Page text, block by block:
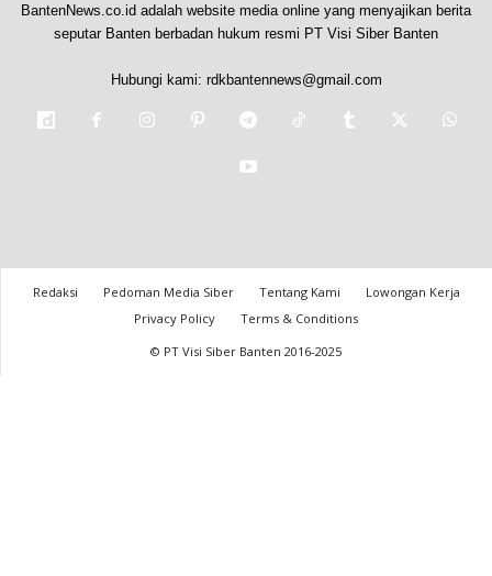
BantenNews.co.id adalah website media online yang menyajikan berita
seputar Banten berbadan hukum resmi PT Visi Siber Banten
Hubungi kami: rdkbantennews@gmail.com
Redaksi Pedoman Media Siber Tentang Kami
Lowongan Kerja
Privacy Policy
Terms & Conditions
© PT Visi Siber Banten 2016-2025